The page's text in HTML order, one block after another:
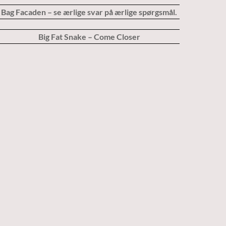
Bag Facaden – se ærlige svar på ærlige spørgsmål.
Big Fat Snake – Come Closer